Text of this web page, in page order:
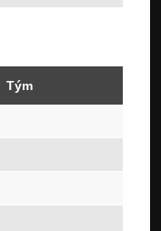
Tým